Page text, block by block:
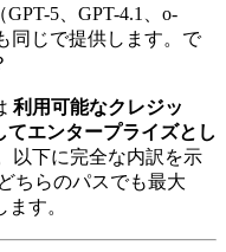
5、GPT-4.1、o-
同じで提供します。で
利用可能なクレジッ
てエンタープライズとし
以下に完全な内訳を示
ちらのパスでも最大
す。